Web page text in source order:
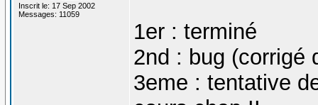
Inscrit le: 17 Sep 2002
Messages: 11059
1er : terminé
2nd : bug (corrigé
3eme : tentative